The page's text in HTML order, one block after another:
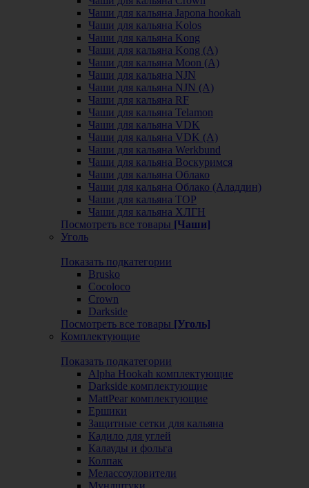
Чаши для кальяна Japona hookah
Чаши для кальяна Kolos
Чаши для кальяна Kong
Чаши для кальяна Kong (A)
Чаши для кальяна Moon (А)
Чаши для кальяна NJN
Чаши для кальяна NJN (А)
Чаши для кальяна RF
Чаши для кальяна Telamon
Чаши для кальяна VDK
Чаши для кальяна VDK (А)
Чаши для кальяна Werkbund
Чаши для кальяна Воскуримся
Чаши для кальяна Облако
Чаши для кальяна Облако (Аладдин)
Чаши для кальяна ТОР
Чаши для кальяна ХЛГН
Посмотреть все товары [Чаши]
Уголь
Показать подкатегории
Brusko
Cocoloco
Crown
Darkside
Посмотреть все товары [Уголь]
Комплектующие
Показать подкатегории
Alpha Hookah комплектующие
Darkside комплектующие
MattPear комплектующие
Ершики
Защитные сетки для кальяна
Кадило для углей
Калауды и фольга
Колпак
Мелассоуловители
Мундштуки